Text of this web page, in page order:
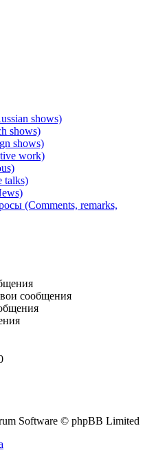
shows)
shows)
shows)
work)
talks)
(Comments, remarks,
сообщения
Software © phpBB Limited